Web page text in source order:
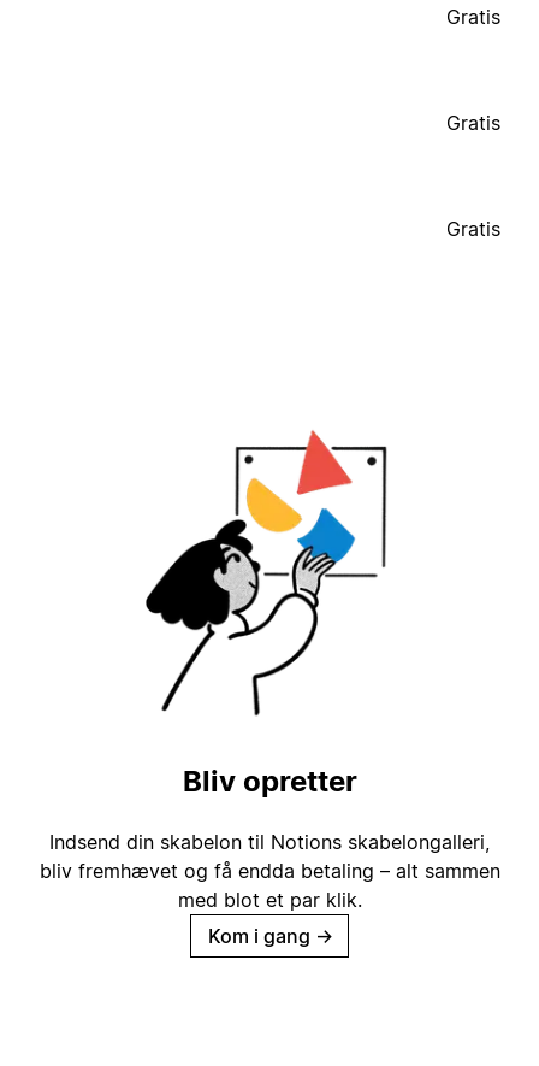
Gratis
Gratis
Gratis
Bliv opretter
Indsend din skabelon til Notions skabelongalleri,
bliv fremhævet og få endda betaling – alt sammen
med blot et par klik.
Kom i gang →